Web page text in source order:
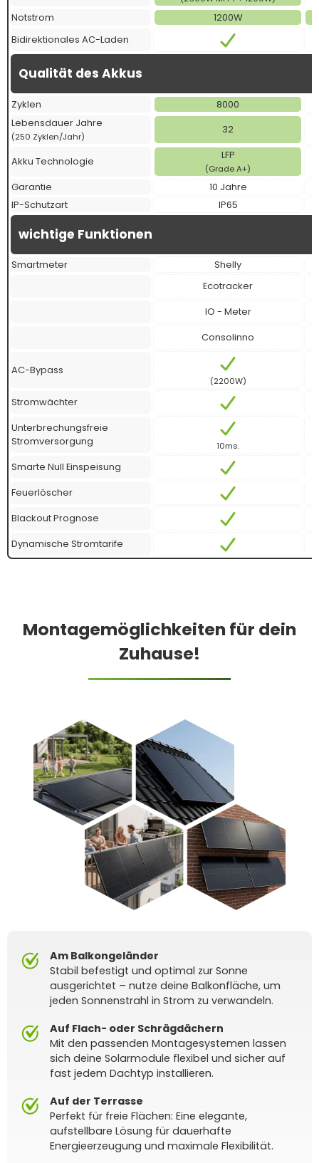
Notstrom
1200W
Bidirektionales AC-Laden
Qualität des Akkus
Zyklen
8000
Lebensdauer Jahre
(250 Zyklen/Jahr)
32
Akku Technologie LFP
(Grade A+)
Garantie
10 Jahre
IP-Schutzart
IP65
wichtige Funktionen
Smartmeter
Shelly
Ecotracker
IO - Meter
Consolinno
AC-Bypass
(2200W)
Stromwächter
Unterbrechungsfreie
Stromversorgung
10ms.
Smarte Null Einspeisung
Feuerlöscher
Blackout Prognose
Dynamische Stromtarife
Montagemöglichkeiten für dein
Zuhause!
Am Balkongeländer
Stabil befestigt und optimal zur Sonne
ausgerichtet – nutze deine Balkonfläche, um
jeden Sonnenstrahl in Strom zu verwandeln.
Auf Flach- oder Schrägdächern
Mit den passenden Montagesystemen lassen
sich deine Solarmodule flexibel und sicher auf
fast jedem Dachtyp installieren.
Auf der Terrasse
Perfekt für freie Flächen: Eine elegante,
aufstellbare Lösung für dauerhafte
Energieerzeugung und maximale Flexibilität.